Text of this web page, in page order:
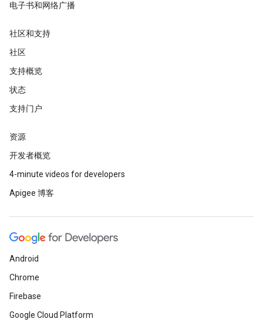
电子书和网络广播
社区和支持
社区
支持概览
状态
支持门户
资源
开发者概览
4-minute videos for developers
Apigee 博客
Android
Chrome
Firebase
Google Cloud Platform